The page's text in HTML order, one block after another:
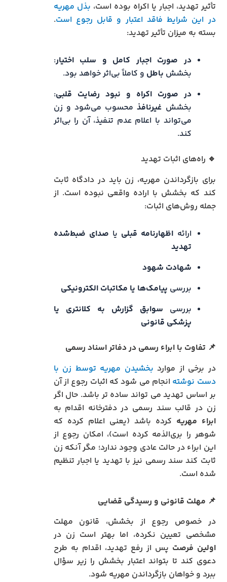
تأثیر تهدید، اجبار یا اکراه بوده است، بذل مهریه
در این شرایط فاقد اعتبار و قابل رجوع است.
بسته به میزان تأثیر تهدید:
در صورت اجبار کامل و سلب اختیار:
بخشش باطل و کاملاً بی‌اثر خواهد بود.
در صورت اکراه و نبود رضایت قلبی:
بخشش غیرنافذمحسوب می‌شود و زن
می‌تواند با اعلام عدم تنفیذ، آن را بی‌اثر
کند.
🔹 راه‌های اثبات تهدید
برای بازگرداندن مهریه، زن باید در دادگاه ثابت
کند که بخشش با اراده واقعی نبوده است. از
جمله روش‌های اثبات:
ارائه اظهارنامه قبلی یا صدای ضبط‌شده
تهدید
شهادت شهود
بررسی پیامک‌ها یا مکاتبات الکترونیکی
بررسی سوابق گزارش به کلانتری یا
پزشکی قانونی
📌 تفاوت با ابراء رسمی در دفاتر اسناد رسمی
در برخی از موارد بخشیدن مهریه توسط زن با
دست نوشته انجام می شود که اثبات رجوع از آن
بر اساس تهدید می تواند ساده تر باشد. حال اگر
زن در قالب سند رسمی در دفترخانه اقدام به
ابراء مهریه کرده باشد (یعنی اعلام کرده که
شوهر را بری‌الذمه کرده است)، امکان رجوع از
این ابراء در حالت عادی وجود ندارد؛ مگر آنکه زن
ثابت کند سند رسمی نیز با تهدید یا اجبار تنظیم
شده است.
📌 مهلت قانونی و رسیدگی قضایی
در خصوص رجوع از بخشش، قانون مهلت
مشخصی تعیین نکرده، اما بهتر است زن در
اولین فرصت پس از رفع تهدید، اقدام به طرح
دعوی کند تا بتواند اعتبار بخشش را زیر سؤال
ببرد و خواهان بازگرداندن مهریه شود.